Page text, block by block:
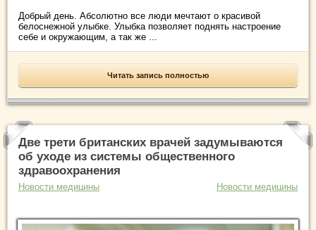
Добрый день. Абсолютно все люди мечтают о красивой
белоснежной улыбке. Улыбка позволяет поднять настроение
себе и окружающим, а так же ...
Читать запись полностью
Две трети британских врачей задумываются
об уходе из системы общественного
здравоохранения
Новости медицины Новости медицины